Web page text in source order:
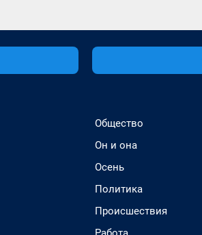
Общество
Он и она
Осень
Политика
Происшествия